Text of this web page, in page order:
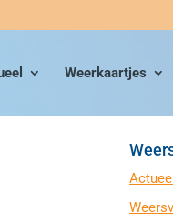
Weerkaartjes